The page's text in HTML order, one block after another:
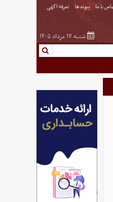
با ما پیوندها تعرفه اگهی
شنبه ۱۷ مرداد ۱۴۰۵